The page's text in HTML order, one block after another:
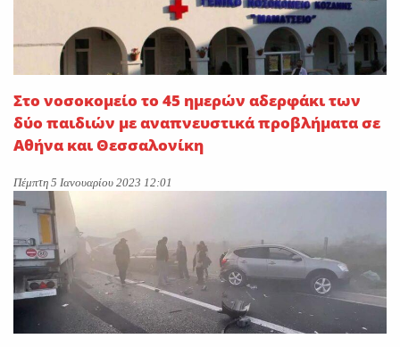
Στο νοσοκομείο το 45 ημερών αδερφάκι των
δύο παιδιών με αναπνευστικά προβλήματα σε
Αθήνα και Θεσσαλονίκη
Πέμπτη 5 Ιανουαρίου 2023 12:01